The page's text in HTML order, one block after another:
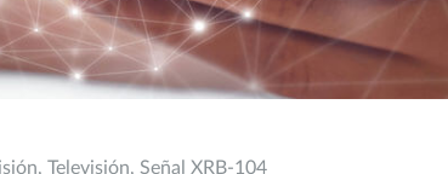
Televisión, Señal XRB-104